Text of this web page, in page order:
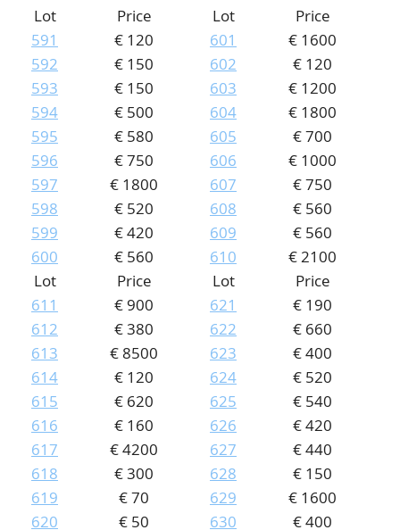
Lot
Price
591
€ 120
592
€ 150
593
€ 150
594
€ 500
595
€ 580
596
€ 750
597
€ 1800
598
€ 520
599
€ 420
600
€ 560
Lot
Price
601
€ 1600
602
€ 120
603
€ 1200
604
€ 1800
605
€ 700
606
€ 1000
607
€ 750
608
€ 560
609
€ 560
610
€ 2100
Lot
Price
611
€ 900
612
€ 380
613
€ 8500
614
€ 120
615
€ 620
616
€ 160
617
€ 4200
618
€ 300
619
€ 70
620
€ 50
Lot
Price
621
€ 190
622
€ 660
623
€ 400
624
€ 520
625
€ 540
626
€ 420
627
€ 440
628
€ 150
629
€ 1600
630
€ 400